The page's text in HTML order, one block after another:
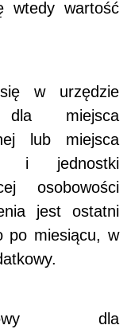
wtedy wartość
się w urzędzie
dla miejsca
lub miejsca
i jednostki
osobowości
jest ostatni
po miesiącu, w
dla